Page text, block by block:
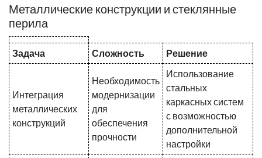
Металлические конструкции и стеклянные
перила
Задача Сложность Решение
Интеграция
металлических
конструкций
Необходимость
модернизации
для
обеспечения
прочности
Использование
стальных
каркасных систем
с возможностью
дополнительной
настройки